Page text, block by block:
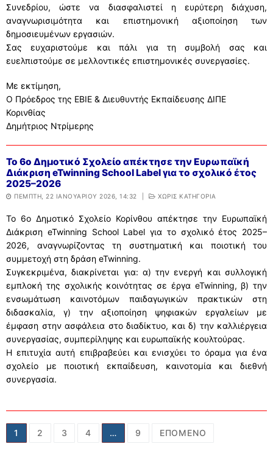
Συνεδρίου, ώστε να διασφαλιστεί η ευρύτερη διάχυση,
αναγνωρισιμότητα και επιστημονική αξιοποίηση των
δημοσιευμένων εργασιών.
Σας ευχαριστούμε και πάλι για τη συμβολή σας και
ευελπιστούμε σε μελλοντικές επιστημονικές συνεργασίες.
Με εκτίμηση,
Ο Πρόεδρος της ΕΒΙΕ & Διευθυντής Εκπαίδευσης ΔΙΠΕ
Κορινθίας
Δημήτριος Ντρίμερης
Το 6ο Δημοτικό Σχολείο απέκτησε την Ευρωπαϊκή
Διάκριση eTwinning School Label για το σχολικό έτος
2025–2026
ΠΈΜΠΤΗ, 22 ΙΑΝΟΥΑΡΊΟΥ 2026, 14:32 ΧΩΡΊΣ ΚΑΤΗΓΟΡΊΑ
Το 6ο Δημοτικό Σχολείο Κορίνθου απέκτησε την Ευρωπαϊκή
Διάκριση eTwinning School Label για το σχολικό έτος 2025–
2026, αναγνωρίζοντας τη συστηματική και ποιοτική του
συμμετοχή στη δράση eTwinning.
Συγκεκριμένα, διακρίνεται για: α) την ενεργή και συλλογική
εμπλοκή της σχολικής κοινότητας σε έργα eTwinning, β) την
ενσωμάτωση καινοτόμων παιδαγωγικών πρακτικών στη
διδασκαλία, γ) την αξιοποίηση ψηφιακών εργαλείων με
έμφαση στην ασφάλεια στο διαδίκτυο, και δ) την καλλιέργεια
συνεργασίας, συμπερίληψης και ευρωπαϊκής κουλτούρας.
Η επιτυχία αυτή επιβραβεύει και ενισχύει το όραμα για ένα
σχολείο με ποιοτική εκπαίδευση, καινοτομία και διεθνή
συνεργασία.
Σελιδοποίηση
άρθρων
1 2 3 4 … 9 ΕΠΌΜΕΝΟ